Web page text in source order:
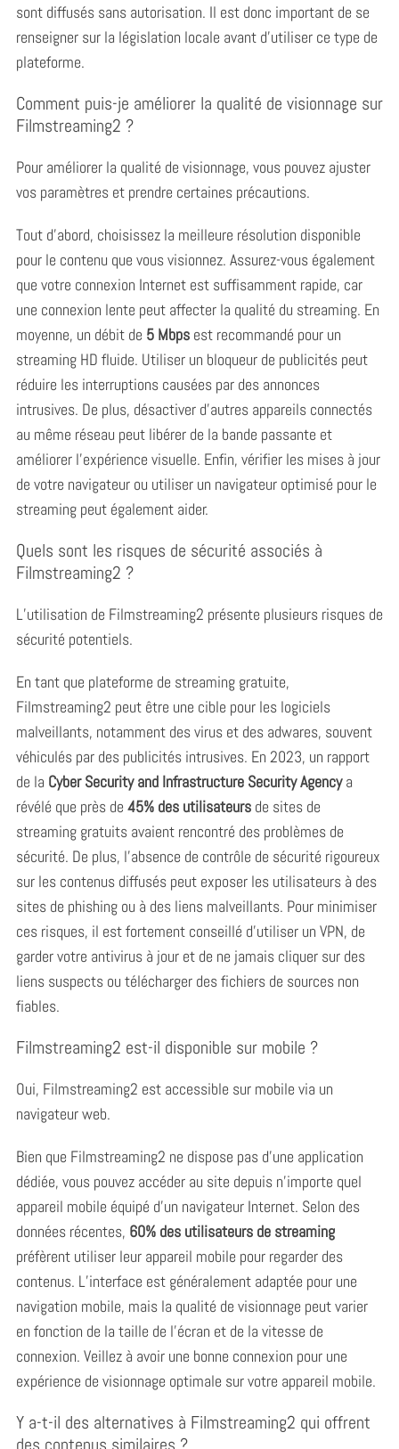
sont diffusés sans autorisation. Il est donc important de se
renseigner sur la législation locale avant d’utiliser ce type de
plateforme.
Comment puis-je améliorer la qualité de visionnage sur
Filmstreaming2 ?
Pour améliorer la qualité de visionnage, vous pouvez ajuster
vos paramètres et prendre certaines précautions.
Tout d’abord, choisissez la meilleure résolution disponible
pour le contenu que vous visionnez. Assurez-vous également
que votre connexion Internet est suffisamment rapide, car
une connexion lente peut affecter la qualité du streaming. En
moyenne, un débit de 5 Mbpsest recommandé pour un
streaming HD fluide. Utiliser un bloqueur de publicités peut
réduire les interruptions causées par des annonces
intrusives. De plus, désactiver d’autres appareils connectés
au même réseau peut libérer de la bande passante et
améliorer l’expérience visuelle. Enfin, vérifier les mises à jour
de votre navigateur ou utiliser un navigateur optimisé pour le
streaming peut également aider.
Quels sont les risques de sécurité associés à
Filmstreaming2 ?
L’utilisation de Filmstreaming2 présente plusieurs risques de
sécurité potentiels.
En tant que plateforme de streaming gratuite,
Filmstreaming2 peut être une cible pour les logiciels
malveillants, notamment des virus et des adwares, souvent
véhiculés par des publicités intrusives. En 2023, un rapport
de la Cyber Security and Infrastructure Security Agencya
révélé que près de 45% des utilisateursde sites de
streaming gratuits avaient rencontré des problèmes de
sécurité. De plus, l’absence de contrôle de sécurité rigoureux
sur les contenus diffusés peut exposer les utilisateurs à des
sites de phishing ou à des liens malveillants. Pour minimiser
ces risques, il est fortement conseillé d’utiliser un VPN, de
garder votre antivirus à jour et de ne jamais cliquer sur des
liens suspects ou télécharger des fichiers de sources non
fiables.
Filmstreaming2 est-il disponible sur mobile ?
Oui, Filmstreaming2 est accessible sur mobile via un
navigateur web.
Bien que Filmstreaming2 ne dispose pas d’une application
dédiée, vous pouvez accéder au site depuis n’importe quel
appareil mobile équipé d’un navigateur Internet. Selon des
données récentes, 60% des utilisateurs de streaming
préfèrent utiliser leur appareil mobile pour regarder des
contenus. L’interface est généralement adaptée pour une
navigation mobile, mais la qualité de visionnage peut varier
en fonction de la taille de l’écran et de la vitesse de
connexion. Veillez à avoir une bonne connexion pour une
expérience de visionnage optimale sur votre appareil mobile.
Y a-t-il des alternatives à Filmstreaming2 qui offrent
des contenus similaires ?